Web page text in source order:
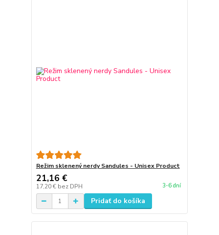
Režim sklenený nerdy Sandules - Unisex Product
21,16 €
17,20 € bez DPH 3-6 dní
Pridať do košíka